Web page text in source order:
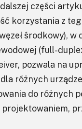
części
korzystania z
środkowy),
(full-
pozwala na
dla różnych
do różnych
projektowaniem,